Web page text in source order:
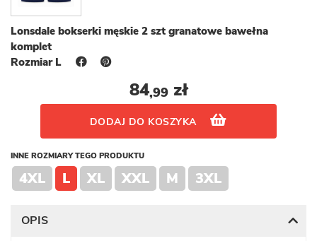
Lonsdale bokserki męskie 2 szt granatowe bawełna
komplet
Rozmiar L
84,99zł
DODAJ DO KOSZYKA
INNE ROZMIARY TEGO PRODUKTU
4XL L XL XXL M 3XL
OPIS